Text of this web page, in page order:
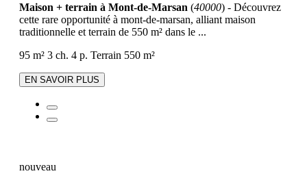
Maison + terrain à Mont-de-Marsan (40000) - Découvrez
cette rare opportunité à mont-de-marsan, alliant maison
traditionnelle et terrain de 550 m² dans le ...
95 m² 3 ch. 4 p. Terrain 550 m²
EN SAVOIR PLUS
nouveau